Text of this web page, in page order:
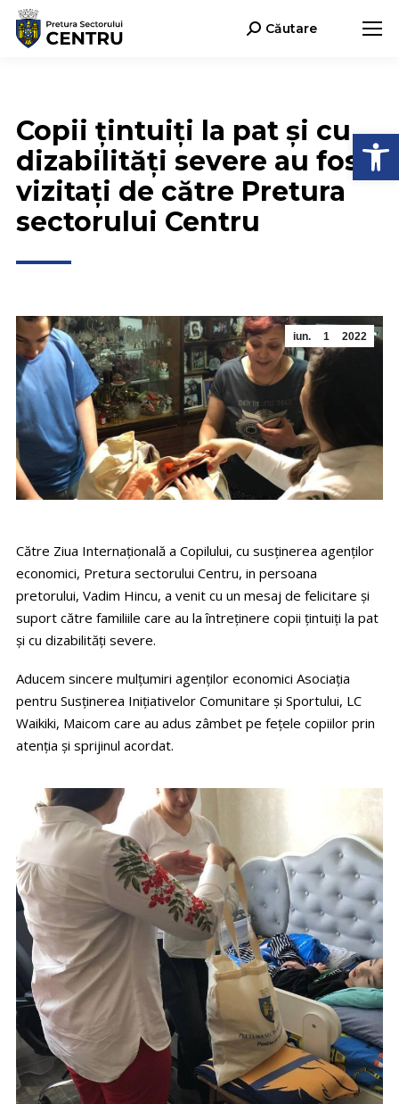
Search:Căutare
Copii țintuiți la pat și cu
dizabilități severe au fost
vizitați de către Pretura
sectorului Centru
iun. 1 2022
Către Ziua Internaţională a Copilului, cu susținerea agenților
economici, Pretura sectorului Centru, in persoana
pretorului, Vadim Hincu, a venit cu un mesaj de felicitare și
suport către familiile care au la întreținere copii țintuiți la pat
și cu dizabilități severe.
Aducem sincere mulțumiri agenților economici Asociația
pentru Susținerea Inițiativelor Comunitare și Sportului, LC
Waikiki, Maicom care au adus zâmbet pe fețele copiilor prin
atenția și sprijinul acordat.